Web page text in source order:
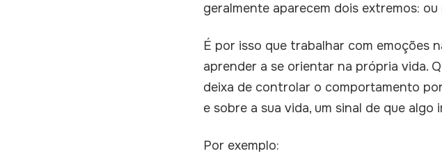
geralmente aparecem dois extremos:
É por isso que trabalhar com emoções
aprender a se orientar na própria vida.
deixa de controlar o comportamento
e sobre a sua vida, um sinal de que
Por exemplo: